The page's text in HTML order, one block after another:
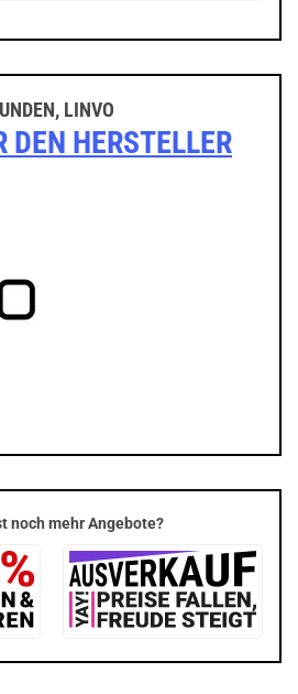
LINVO
DEN HERSTELLER
noch mehr Angebote?